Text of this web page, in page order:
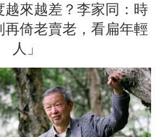
越來越差？李家同：時
倚老賣老，看扁年輕
人」